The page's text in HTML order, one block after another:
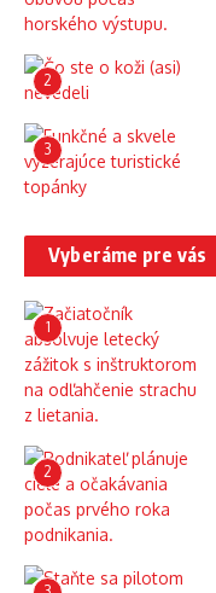
2
3
Vyberáme pre vás
1
2